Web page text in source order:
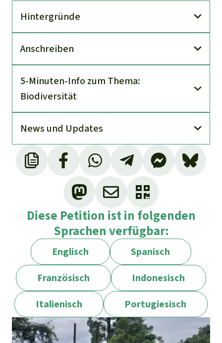
Hinter­gründe
An­schreiben
5-Minuten-Info zum Thema:
Biodiversität
News und Updates
Diese Petition ist in folgenden
Sprachen verfügbar:
Englisch
Spanisch
Französisch
Indonesisch
Italienisch
Portugiesisch